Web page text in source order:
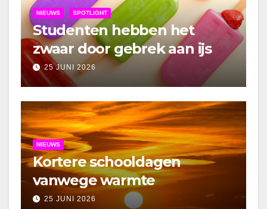
NIEUWS SPOTLIGHT
Studenten hebben het
zwaar door gebrek aan ijs
25 JUNI 2026
NIEUWS
Kortere schooldagen
vanwege warmte
25 JUNI 2026